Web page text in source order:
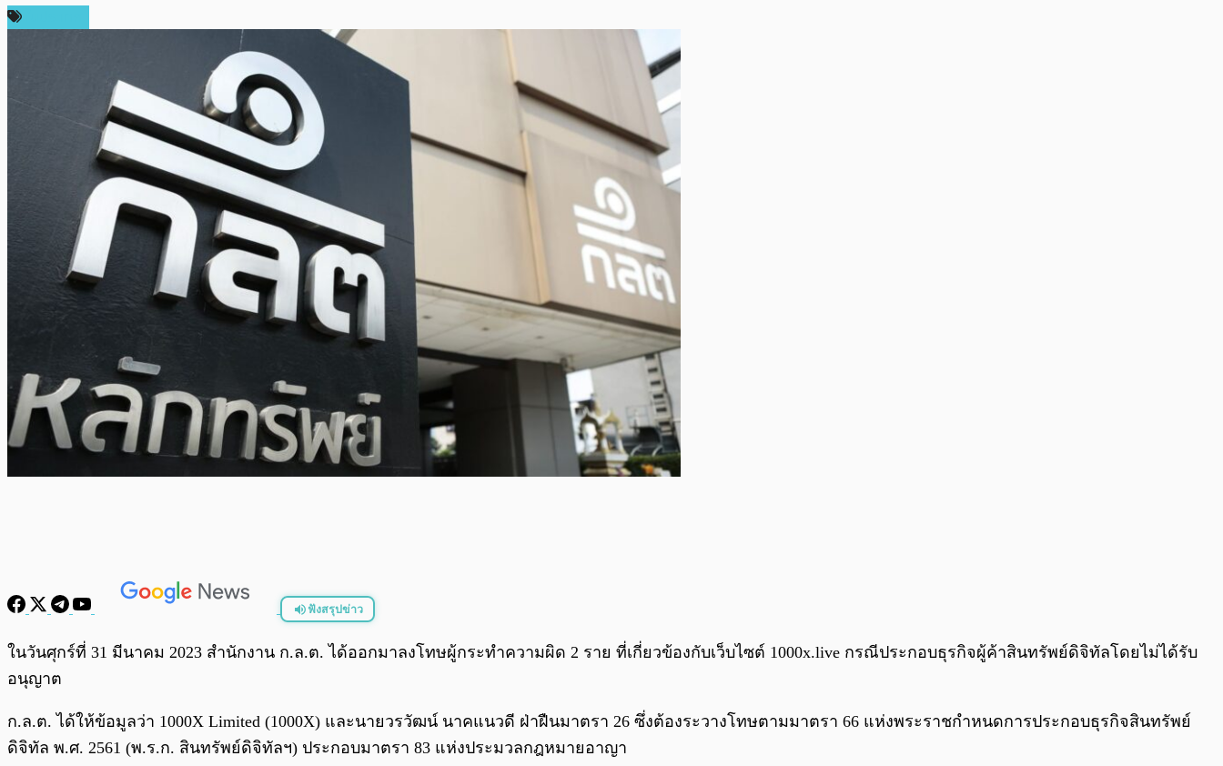
ฟังสรุปข่าว
พร้อมเล่น 0:00/ 0:00
ในวันศุกร์ที่ 31 มีนาคม 2023 สำนักงาน ก.ล.ต. ได้ออกมาลงโทษผู้กระทำความผิด 2 ราย ที่เกี่ยวข้องกับเว็บไซต์ 1000x.live กรณีประกอบธุรกิจผู้ค้าสินทรัพย์ดิจิทัลโดยไม่ได้รับ
อนุญาต
ก.ล.ต. ได้ให้ข้อมูลว่า 1000X Limited (1000X) และนายวรวัฒน์ นาคแนวดี ฝ่าฝืนมาตรา 26 ซึ่งต้องระวางโทษตามมาตรา 66 แห่งพระราชกำหนดการประกอบธุรกิจสินทรัพย์
ดิจิทัล พ.ศ. 2561 (พ.ร.ก. สินทรัพย์ดิจิทัลฯ) ประกอบมาตรา 83 แห่งประมวลกฎหมายอาญา